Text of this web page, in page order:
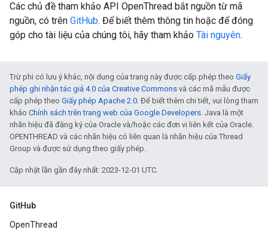
Các chủ đề tham khảo API OpenThread bắt nguồn từ mã
nguồn, có trên GitHub. Để biết thêm thông tin hoặc để đóng
góp cho tài liệu của chúng tôi, hãy tham khảo Tài nguyên.
Trừ phi có lưu ý khác, nội dung của trang này được cấp phép theo Giấy
phép ghi nhận tác giả 4.0 của Creative Commons và các mã mẫu được
cấp phép theo Giấy phép Apache 2.0. Để biết thêm chi tiết, vui lòng tham
khảo Chính sách trên trang web của Google Developers. Java là một
nhãn hiệu đã đăng ký của Oracle và/hoặc các đơn vị liên kết của Oracle.
OPENTHREAD và các nhãn hiệu có liên quan là nhãn hiệu của Thread
Group và được sử dụng theo giấy phép.
Cập nhật lần gần đây nhất: 2023-12-01 UTC.
GitHub
OpenThread